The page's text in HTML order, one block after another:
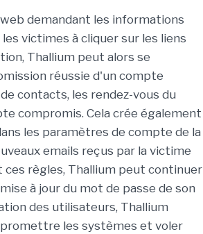
demandant les informations
victimes à cliquer sur les liens
Thallium peut alors se
réussie d'un compte
contacts, les rendez-vous du
compromis. Cela crée également
les paramètres de compte de la
emails reçus par la victime
règles, Thallium peut continuer
à jour du mot de passe de son
des utilisateurs, Thallium
les systèmes et voler